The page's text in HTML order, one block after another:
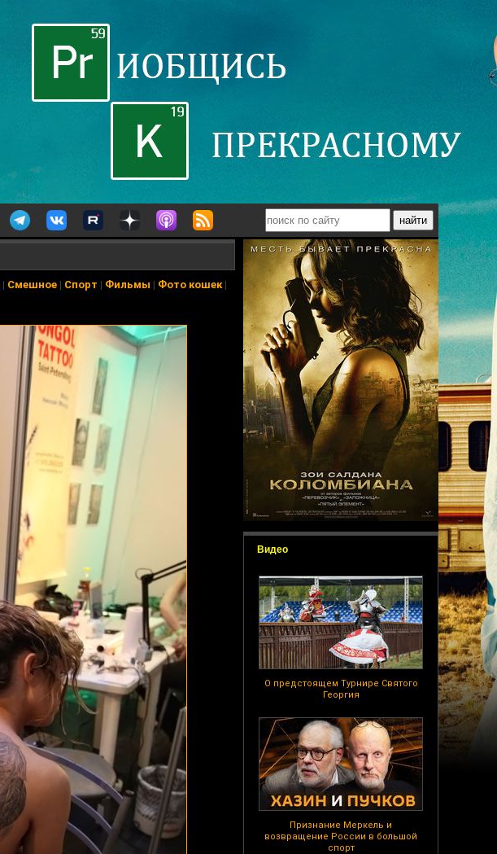
Видео
О предстоящем Турнире Святого
Георгия
Признание Меркель и
возвращение России в большой
спорт
| Смешное| Спорт | Фильмы | Фото кошек|